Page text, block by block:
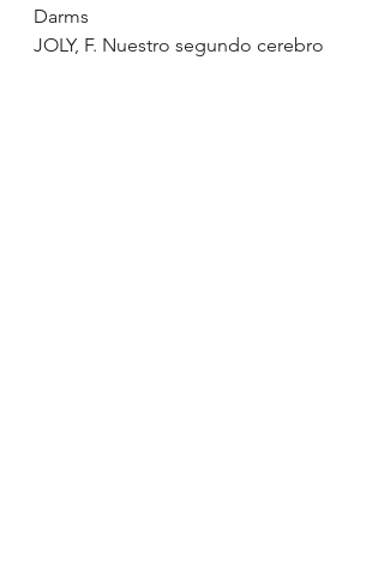
Darms
JOLY, F. Nuestro segundo cerebro